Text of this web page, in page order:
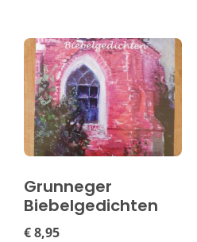
Grunneger
Biebelgedichten
€8,95